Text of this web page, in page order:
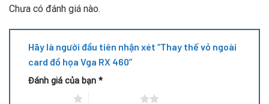
Chưa có đánh giá nào.
Hãy là người đầu tiên nhận xét “Thay thế vỏ ngoài
card đồ họa Vga RX 460”
Đánh giá của bạn *